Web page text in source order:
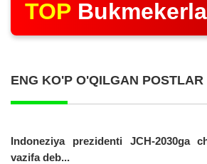
TOP
ENG KO'P O'QILGAN POSTLAR
Indoneziya prezidenti JCH-2030ga
vazifa deb...